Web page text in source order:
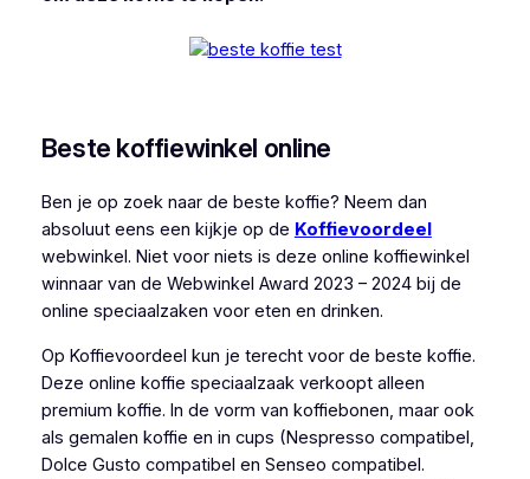
Beste koffiewinkel online
Ben je op zoek naar de beste koffie? Neem dan
absoluut eens een kijkje op de Koffievoordeel
webwinkel. Niet voor niets is deze online koffiewinkel
winnaar van de Webwinkel Award 2023 – 2024 bij de
online speciaalzaken voor eten en drinken.
Op Koffievoordeel kun je terecht voor de beste koffie.
Deze online koffie speciaalzaak verkoopt alleen
premium koffie. In de vorm van koffiebonen, maar ook
als gemalen koffie en in cups (Nespresso compatibel,
Dolce Gusto compatibel en Senseo compatibel.